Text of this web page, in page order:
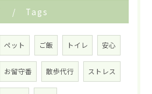
Tags
ペット ご飯 トイレ 安心
お留守番 散歩代行 ストレス